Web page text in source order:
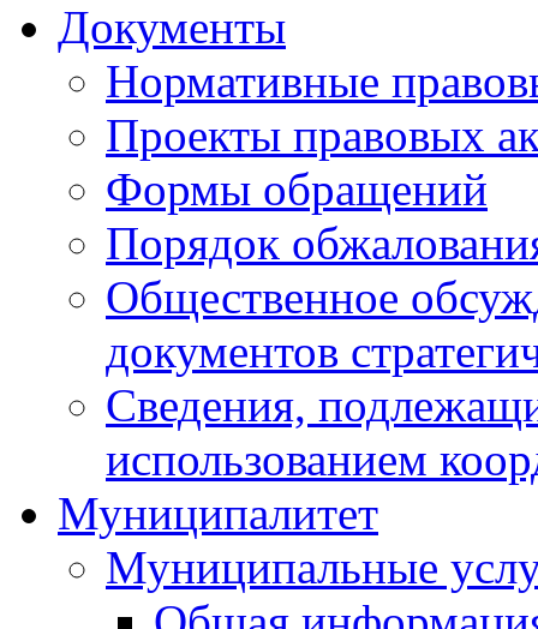
Документы
Нормативные
Проекты правовых
Формы обращений
Порядок
Общественное
документов
Сведения,
использованием
Муниципалитет
Муниципальные